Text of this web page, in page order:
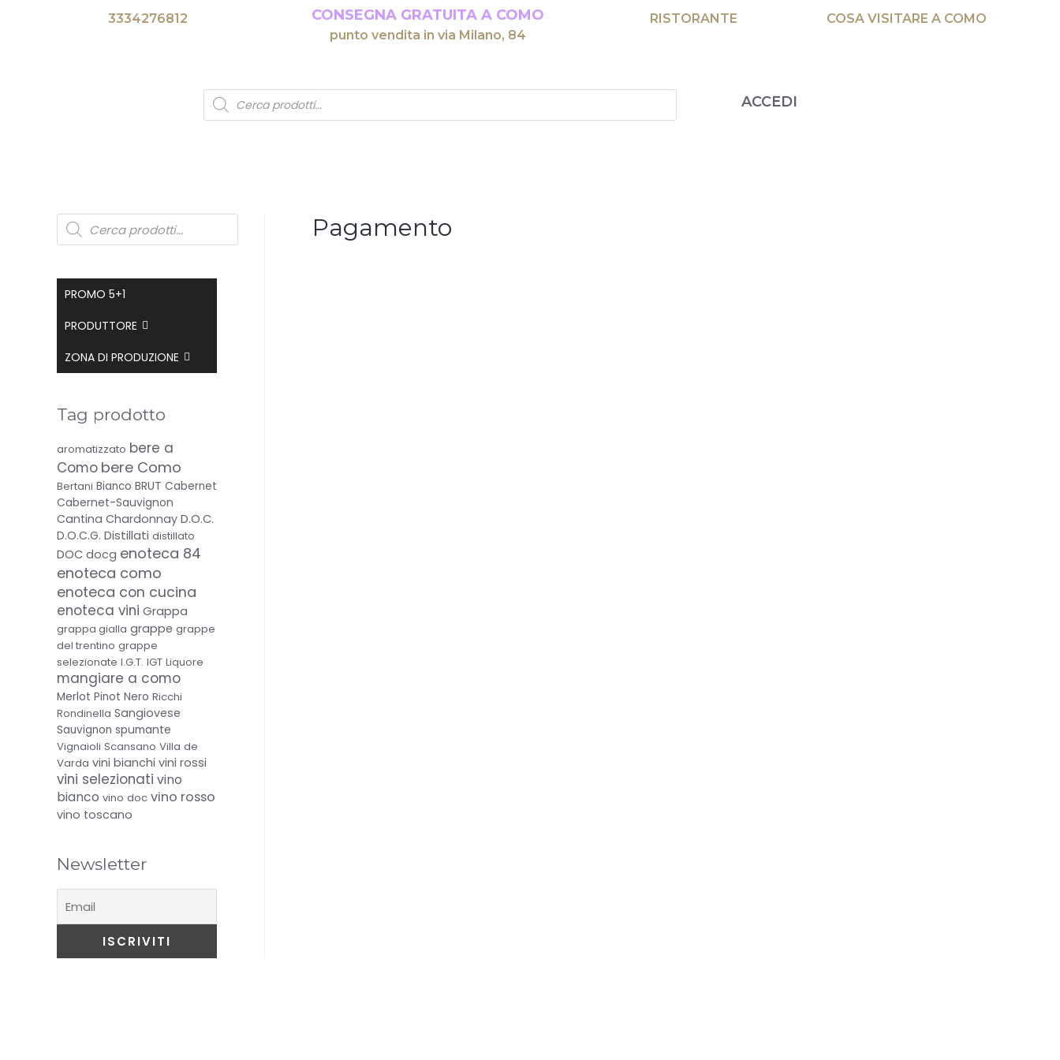
3334276812 CONSEGNA GRATUITA A COMO
punto vendita in via Milano, 84
RISTORANTE COSA VISITARE A COMO
ACCEDI
PROMO 5+1
PRODUTTORE
ZONA DI PRODUZIONE
Tag prodotto
aromatizzato bere a
Como bere Como
Bertani Bianco BRUT Cabernet
Cabernet-Sauvignon
Cantina Chardonnay D.O.C.
D.O.C.G. Distillati distillato
DOC docg enoteca 84
enoteca como
enoteca con cucina
enoteca vini Grappa
grappa gialla grappe grappe
del trentino grappe
selezionate I.G.T. IGT Liquore
mangiare a como
Merlot Pinot Nero Ricchi
Rondinella Sangiovese
Sauvignon spumante
Vignaioli Scansano Villa de
Varda vini bianchi vini rossi
vini selezionati vino
bianco vino doc vino rosso
vino toscano
Newsletter
Pagamento